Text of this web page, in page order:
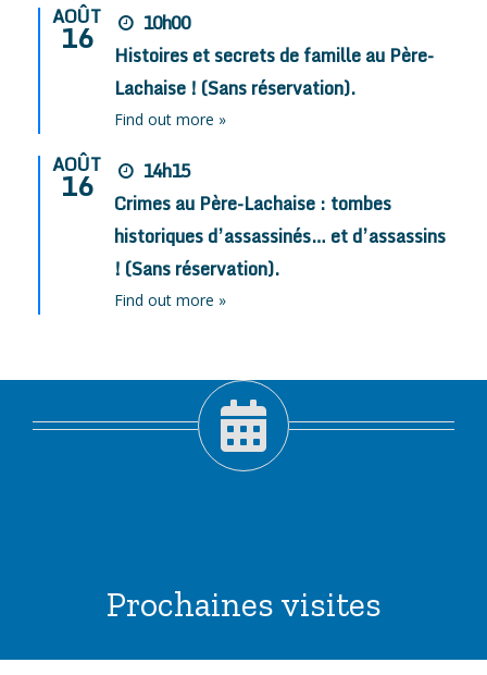
AOÛT
16
10h00
Histoires et secrets de famille au Père-
Lachaise ! (Sans réservation).
Find out more »
AOÛT
16
14h15
Crimes au Père-Lachaise : tombes
historiques d’assassinés… et d’assassins
! (Sans réservation).
Find out more »
Prochaines visites